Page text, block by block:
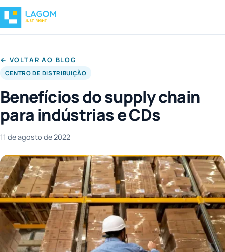
← VOLTAR AO BLOG
CENTRO DE DISTRIBUIÇÃO
Benefícios do supply chain
para indústrias e CDs
11 de agosto de 2022